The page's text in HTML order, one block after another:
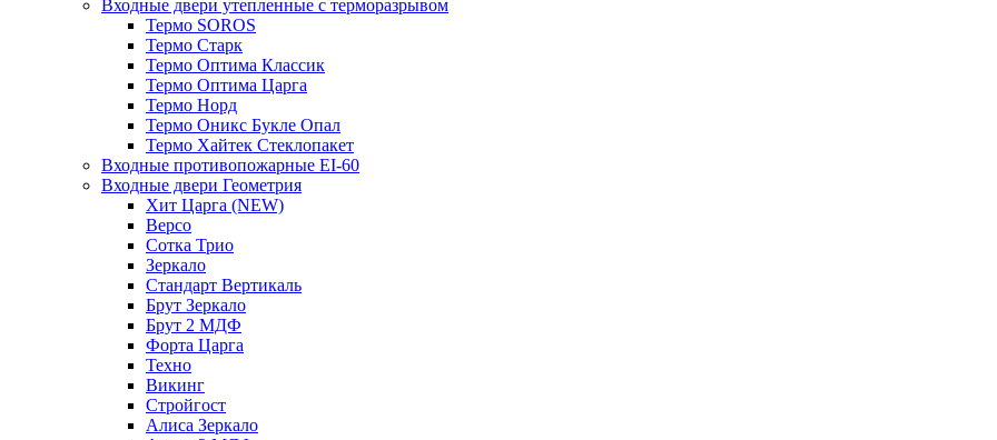
Входные двери утепленные с терморазрывом
Термо SOROS
Термо Старк
Термо Оптима Классик
Термо Оптима Царга
Термо Норд
Термо Оникс Букле Опал
Термо Хайтек Стеклопакет
Входные противопожарные EI-60
Входные двери Геометрия
Хит Царга (NEW)
Версо
Сотка Трио
Зеркало
Стандарт Вертикаль
Брут Зеркало
Брут 2 МДФ
Форта Царга
Техно
Викинг
Стройгост
Алиса Зеркало